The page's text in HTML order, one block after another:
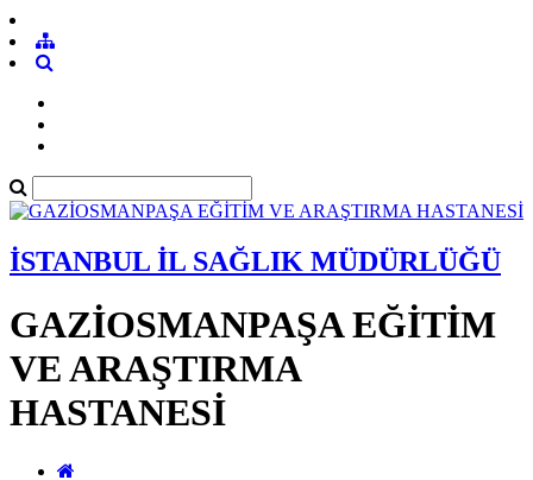
İSTANBUL İL SAĞLIK MÜDÜRLÜĞÜ
GAZİOSMANPAŞA EĞİTİM
VE ARAŞTIRMA
HASTANESİ